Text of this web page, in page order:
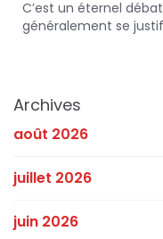
C’est un éternel
généralement se
Archives
août 2026
juillet 2026
juin 2026